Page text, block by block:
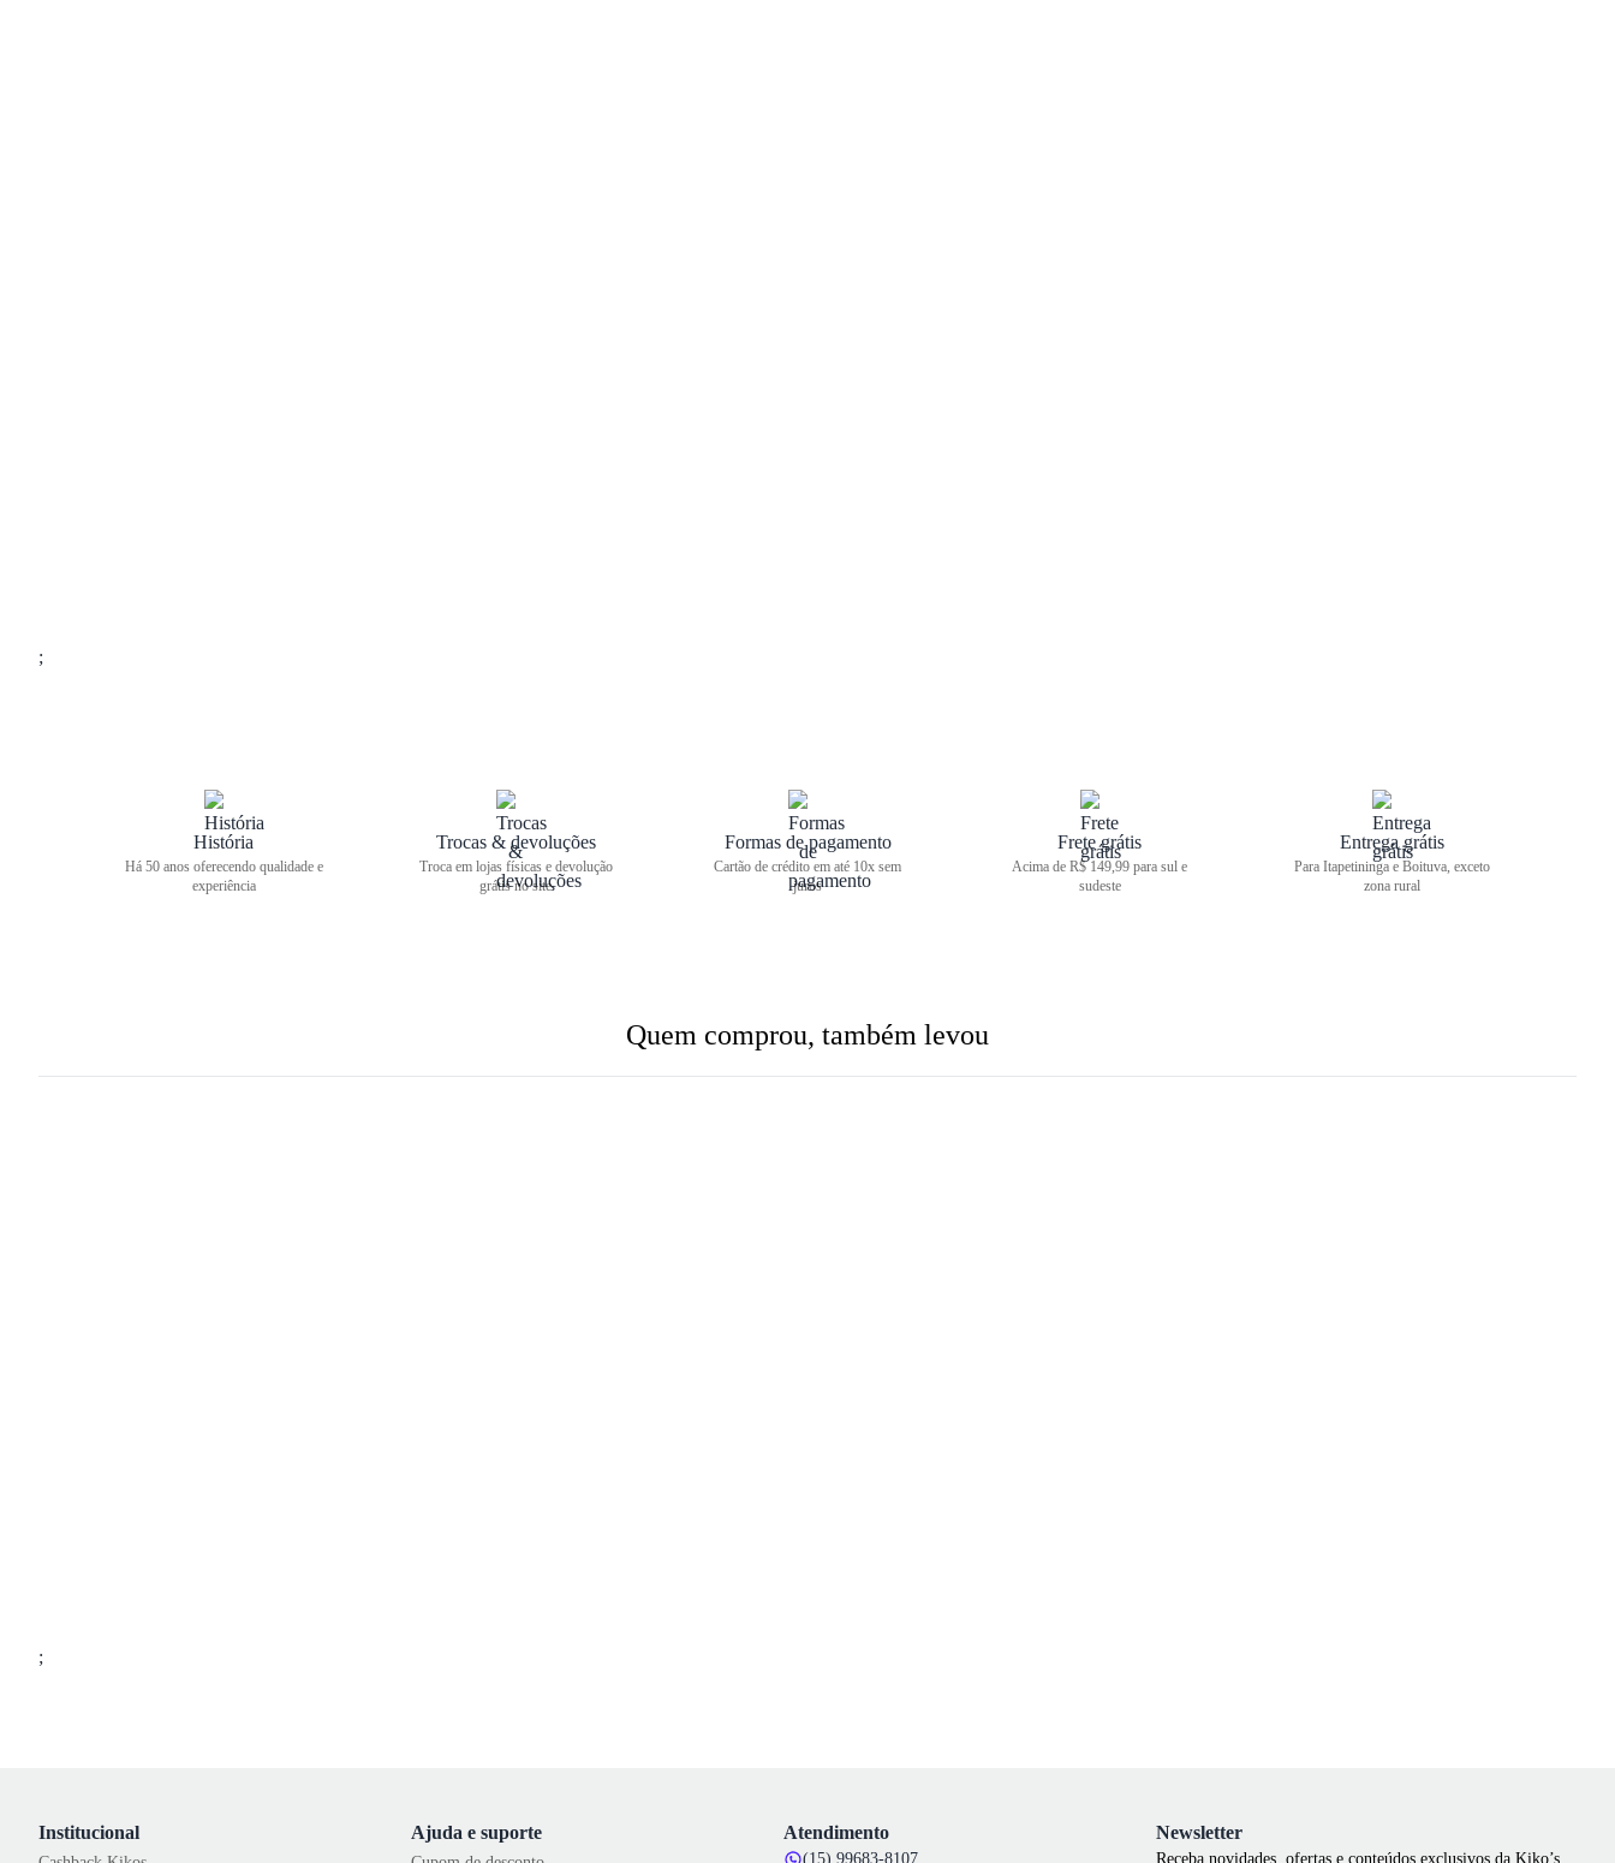
;
História
Há 50 anos oferecendo qualidade e
experiência
Trocas & devoluções
Troca em lojas físicas e devolução
grátis no site
Formas de pagamento
Cartão de crédito em até 10x sem
juros
Frete grátis
Acima de R$ 149,99 para sul e
sudeste
Entrega grátis
Para Itapetininga e Boituva, exceto
zona rural
Quem comprou, também levou
;
Institucional Ajuda e suporte Atendimento
(15) 99683-8107
Newsletter
Receba novidades, ofertas e conteúdos exclusivos da Kiko’s